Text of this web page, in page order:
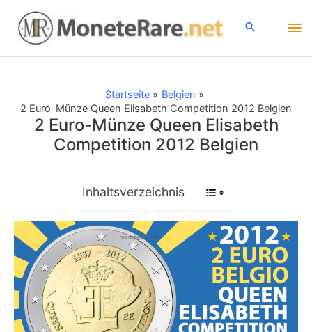
Inhalt
springen
Startseite
Belgien
2 Euro-Münze Queen Elisabeth Competition 2012 Belgien
2 Euro-Münze Queen Elisabeth
Competition 2012 Belgien
Inhaltsverzeichnis